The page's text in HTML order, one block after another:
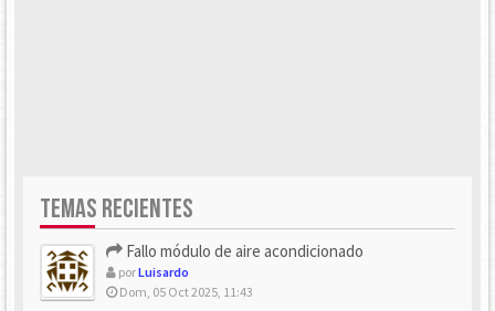
TEMAS RECIENTES
Fallo módulo de aire acondicionado
porLuisardo
Dom, 05 Oct 2025, 11:43